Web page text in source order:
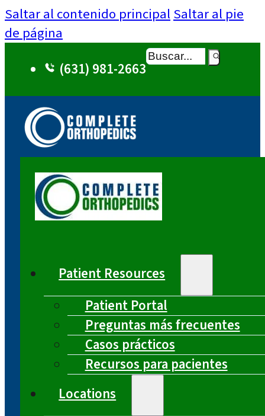
Saltar al contenido principal Saltar al pie
de página
(631) 981-2663
Buscar
Patient Resources
Patient Portal
Preguntas más frecuentes
Casos prácticos
Recursos para pacientes
Locations